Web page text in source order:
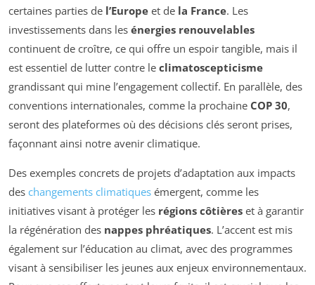
certaines parties de l’Europe et de la France. Les
investissements dans les énergies renouvelables
continuent de croître, ce qui offre un espoir tangible, mais il
est essentiel de lutter contre le climatoscepticisme
grandissant qui mine l’engagement collectif. En parallèle, des
conventions internationales, comme la prochaine COP 30,
seront des plateformes où des décisions clés seront prises,
façonnant ainsi notre avenir climatique.
Des exemples concrets de projets d’adaptation aux impacts
des changements climatiques émergent, comme les
initiatives visant à protéger les régions côtières et à garantir
la régénération des nappes phréatiques. L’accent est mis
également sur l’éducation au climat, avec des programmes
visant à sensibiliser les jeunes aux enjeux environnementaux.